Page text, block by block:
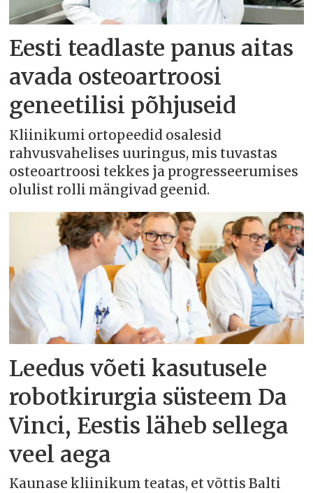
Eesti teadlaste panus aitas
avada osteoartroosi
geneetilisi põhjuseid
Kliinikumi ortopeedid osalesid
rahvusvahelises uuringus, mis tuvastas
osteoartroosi tekkes ja progresseerumises
olulist rolli mängivad geenid.
Leedus võeti kasutusele
robotkirurgia süsteem Da
Vinci, Eestis läheb sellega
veel aega
Kaunase kliinikum teatas, et võttis Balti